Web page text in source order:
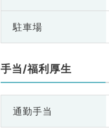
駐車場
手当/福利厚生
通勤手当